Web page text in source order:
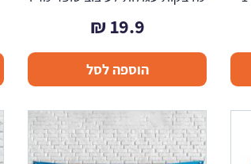
19.9
₪
הוספה לסל